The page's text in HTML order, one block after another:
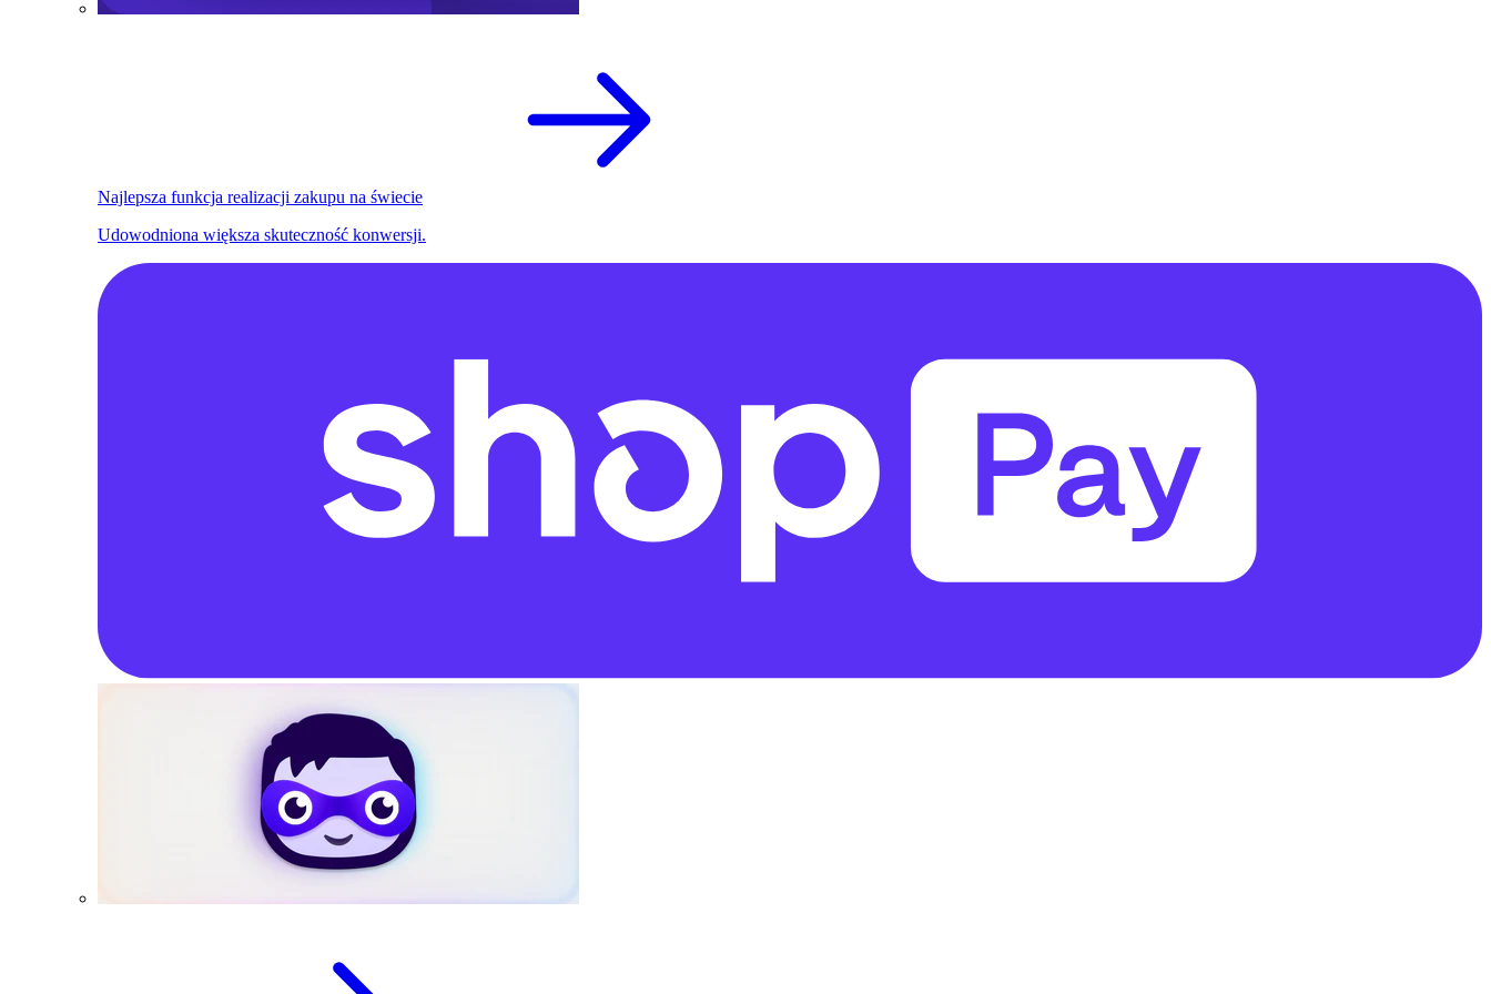
Najlepsza funkcja realizacji zakupu na świecie
Udowodniona większa skuteczność konwersji.